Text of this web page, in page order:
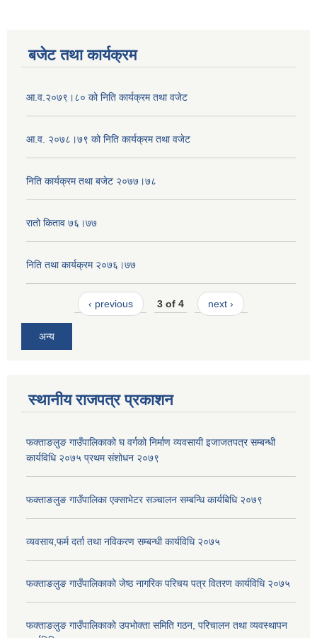
बजेट तथा कार्यक्रम
आ.व.२०७९।८० को निति कार्यक्रम तथा वजेट
आ.व. २०७८।७९ को निति कार्यक्रम तथा वजेट
निति कार्यक्रम तथा बजेट २०७७।७८
रातो किताव ७६।७७
निति तथा कार्यक्रम २०७६।७७
‹ previous 3 of 4 next ›
अन्य
स्थानीय राजपत्र प्रकाशन
फक्ताङलुङ गाउँपालिकाको घ वर्गको निर्माण व्यवसायी इजाजतपत्र सम्बन्धी
कार्यविधि २०७५ प्रथम संशोधन २०७९
फक्ताङलुङ गाउँपालिका एक्साभेटर सञ्चालन सम्बन्धि कार्यबिधि २०७९
व्यवसाय,फर्म दर्ता तथा नविकरण सम्बन्धी कार्यविधि २०७५
फक्ताङलुङ गाउँपालिकाको जेष्ठ नागरिक परिचय पत्र वितरण कार्यविधि २०७५
फक्ताङलुङ गाउँपालिकाको उपभोक्ता समिति गठन, परिचालन तथा व्यवस्थापन